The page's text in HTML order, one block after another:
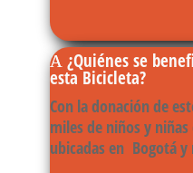
¿Quiénes se
esta Bicicleta?
Con la donación de
miles de niños y
ubicadas en Bogotáy